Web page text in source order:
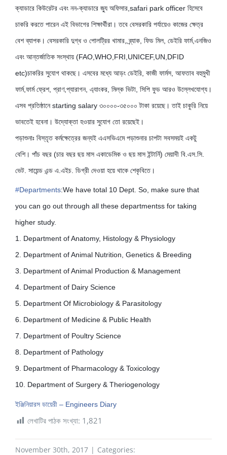
ক্যাডারে কিউরেটর এবং নন-ক্যাডারে জ্যু অফিসার,safari park officer হিসেবে
চাকরি করতে পারেন এই বিভাগের শিক্ষার্থীরা। তবে বেসরকারি পর্যায়েও কাজের ক্ষেত্র
বেশ ব্যাপক। বেসরকারি দুগ্ধ ও পোলট্রির খামার, ব্র্যাক, ফিড মিল, ডেইরি ফার্ম,এনজিও
এবং আন্তর্জাতিক সংস্থায় (FAO,WHO,FRI,UNICEF,UN,DFID
etc)চাকরির সুযোগ থাকছে। এসবের মধ্যে আড়ং ডেইরি, কাজী ফার্মস, আফতাব বহুমুখী
ফার্ম,ফার্ম ফ্রেশ, প্রাণ,প্যারাগন, এ্যাংকর, মিল্ক ভিটা, সিপি ফুড আরও উল্লেখযোগ্য।
এসব প্রতিষ্ঠানে starting salary ৩০০০০-৩৫০০০ টাকা রয়েছে। তাই চাকুরি নিয়ে
ভাবতেই হবেনা। উদ্যোক্তা হওয়ার সুযোগ তো রয়েছেই।
পড়াশুনাঃ বিস্তৃত কর্মক্ষেত্রের জন্যই এএসভিএমে পড়াশুনার চাপটা সবসময়ই একটু
বেশি। পাঁচ বছর (চার বছর ছয় মাস একাডেমিক ও ছয় মাস ইন্টার্নি) মেয়াদী বি.এস.সি.
ভেট. সায়েন্ড এন্ড এ.এইচ. ডিগ্রী দেওয়া হয়ে থাকে শেকৃবিতে।
#Departments:We have total 10 Dept. So, make sure that
you can go out through all these departmentss for taking
higher study.
1. Department of Anatomy, Histology & Physiology
2. Department of Animal Nutrition, Genetics & Breeding
3. Department of Animal Production & Management
4. Department of Dairy Science
5. Department Of Microbiology & Parasitology
6. Department of Medicine & Public Health
7. Department of Poultry Science
8. Department of Pathology
9. Department of Pharmacology & Toxicology
10. Department of Surgery & Theriogenology
ইঞ্জিনিয়ারস ডায়েরী – Engineers Diary
লেখাটির পাঠক সংখ্যা: 1,821
November 30th, 2017 | Categories: